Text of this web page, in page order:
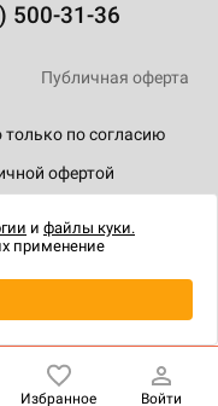
500-31-36
по согласию
офертой
Публичная оферта
Избранное Войти
и файлы куки.
применение